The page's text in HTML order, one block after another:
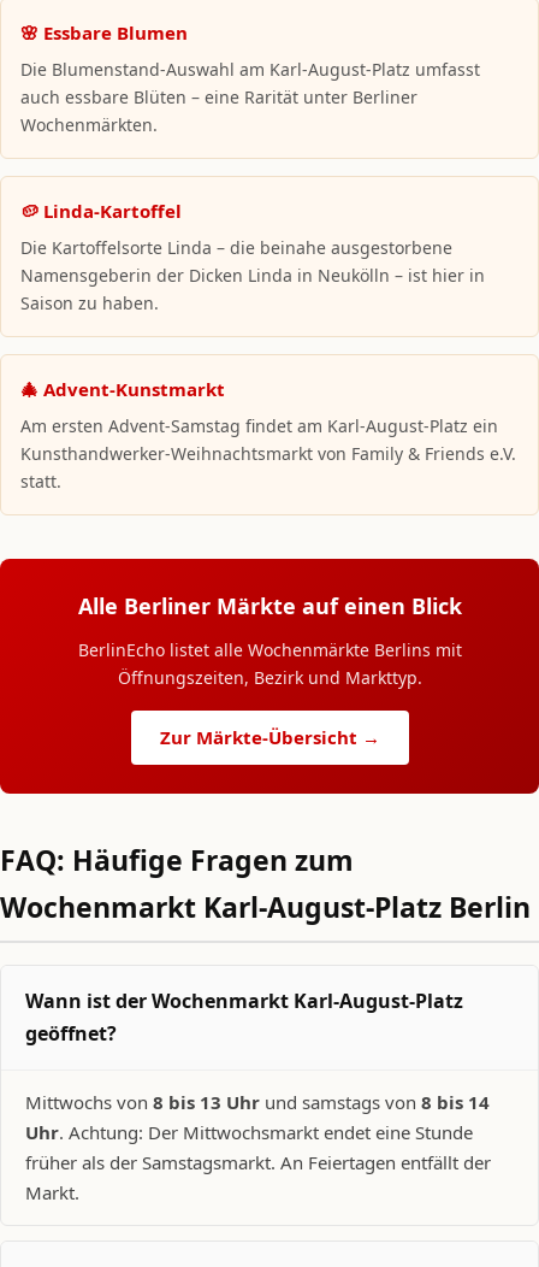
🌸 Essbare Blumen
Die Blumenstand-Auswahl am Karl-August-Platz umfasst
auch essbare Blüten – eine Rarität unter Berliner
Wochenmärkten.
🥔 Linda-Kartoffel
Die Kartoffelsorte Linda – die beinahe ausgestorbene
Namensgeberin der Dicken Linda in Neukölln – ist hier in
Saison zu haben.
🎄 Advent-Kunstmarkt
Am ersten Advent-Samstag findet am Karl-August-Platz ein
Kunsthandwerker-Weihnachtsmarkt von Family & Friends e.V.
statt.
Alle Berliner Märkte auf einen Blick
BerlinEcho listet alle Wochenmärkte Berlins mit
Öffnungszeiten, Bezirk und Markttyp.
Zur Märkte-Übersicht →
FAQ: Häufige Fragen zum
Wochenmarkt Karl-August-Platz Berlin
Wann ist der Wochenmarkt Karl-August-Platz
geöffnet?
Mittwochs von 8 bis 13 Uhr und samstags von 8 bis 14
Uhr. Achtung: Der Mittwochsmarkt endet eine Stunde
früher als der Samstagsmarkt. An Feiertagen entfällt der
Markt.